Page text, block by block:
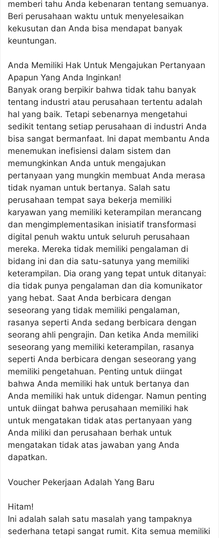
memberi tahu Anda kebenaran tentang semuanya.
Beri perusahaan waktu untuk menyelesaikan
kekusutan dan Anda bisa mendapat banyak
keuntungan.
Anda Memiliki Hak Untuk Mengajukan Pertanyaan
Apapun Yang Anda Inginkan!
Banyak orang berpikir bahwa tidak tahu banyak
tentang industri atau perusahaan tertentu adalah
hal yang baik. Tetapi sebenarnya mengetahui
sedikit tentang setiap perusahaan di industri Anda
bisa sangat bermanfaat. Ini dapat membantu Anda
menemukan inefisiensi dalam sistem dan
memungkinkan Anda untuk mengajukan
pertanyaan yang mungkin membuat Anda merasa
tidak nyaman untuk bertanya. Salah satu
perusahaan tempat saya bekerja memiliki
karyawan yang memiliki keterampilan merancang
dan mengimplementasikan inisiatif transformasi
digital penuh waktu untuk seluruh perusahaan
mereka. Mereka tidak memiliki pengalaman di
bidang ini dan dia satu-satunya yang memiliki
keterampilan. Dia orang yang tepat untuk ditanyai:
dia tidak punya pengalaman dan dia komunikator
yang hebat. Saat Anda berbicara dengan
seseorang yang tidak memiliki pengalaman,
rasanya seperti Anda sedang berbicara dengan
seorang ahli pengrajin. Dan ketika Anda memiliki
seseorang yang memiliki keterampilan, rasanya
seperti Anda berbicara dengan seseorang yang
memiliki pengetahuan. Penting untuk diingat
bahwa Anda memiliki hak untuk bertanya dan
Anda memiliki hak untuk didengar. Namun penting
untuk diingat bahwa perusahaan memiliki hak
untuk mengatakan tidak atas pertanyaan yang
Anda miliki dan perusahaan berhak untuk
mengatakan tidak atas jawaban yang Anda
dapatkan.
Voucher Pekerjaan Adalah Yang Baru
Hitam!
Ini adalah salah satu masalah yang tampaknya
sederhana tetapi sangat rumit. Kita semua memiliki